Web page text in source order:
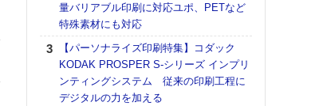
量バリアブル印刷に対応ユポ、PETなど
特殊素材にも対応
【パーソナライズ印刷特集】コダック
KODAK PROSPER S-シリーズ インプリ
ンティングシステム 従来の印刷工程に
デジタルの力を加える